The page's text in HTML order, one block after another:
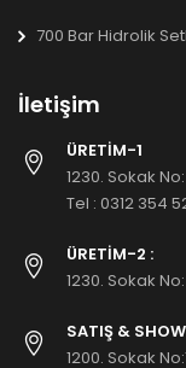
700 Bar Hidrolik
İletişim
ÜRETİM-1
1230. Sokak
Tel : 0312 354
ÜRETİM-2 :
1230. Sokak
SATIŞ &
1200. Sokak